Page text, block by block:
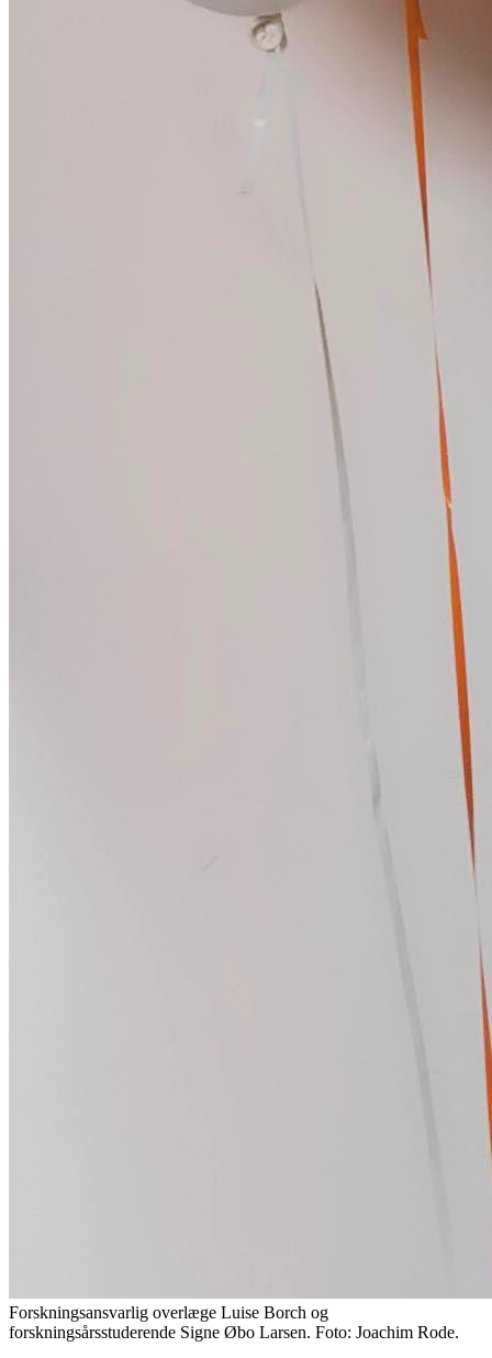
Forskningsansvarlig overlæge Luise Borch og
forskningsårsstuderende Signe Øbo Larsen. Foto: Joachim Rode.